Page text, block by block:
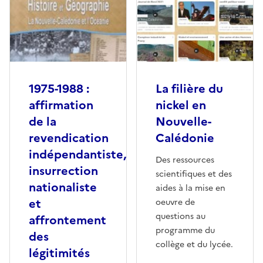
1975-1988 :
affirmation
de la
revendication
indépendantiste,
insurrection
nationaliste
et
affrontement
des
légitimités
La filière du
nickel en
Nouvelle-
Calédonie
Des ressources
scientifiques et des
aides à la mise en
oeuvre de
questions au
programme du
collège et du lycée.